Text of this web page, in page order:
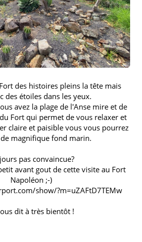
des histoires pleins la tête mais
des étoiles dans les yeux.
avez la plage de l'Anse mire et de
Fort qui permet de vous relaxer et
claire et paisible vous vous pourrez
magnifique fond marin.
pas convaincue?
avant gout de cette visite au Fort
Napoléon ;-)
show/?m=uZAFtD7TEMw
dit à très bientôt !